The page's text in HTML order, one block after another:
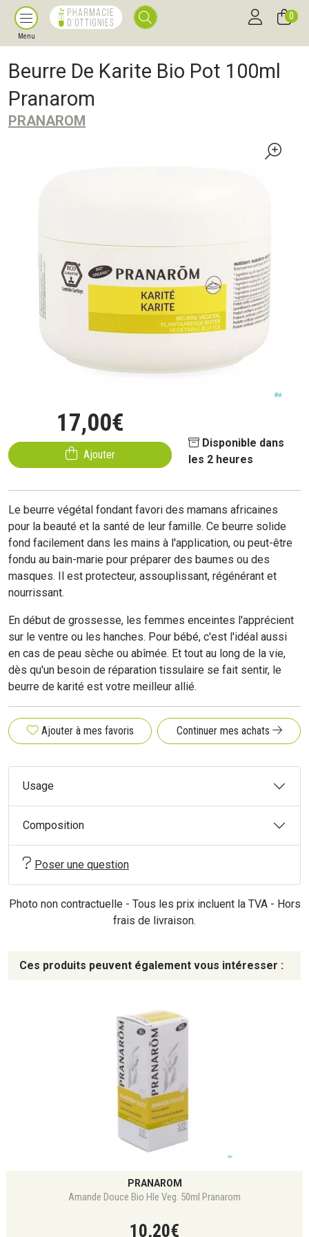
Menu
0
Beurre De Karite Bio Pot 100ml
Pranarom
PRANAROM
17,00€
Ajouter
Disponible dans
les 2 heures
Le beurre végétal fondant favori des mamans africaines
pour la beauté et la santé de leur famille. Ce beurre solide
fond facilement dans les mains à l'application, ou peut-être
fondu au bain-marie pour préparer des baumes ou des
masques. Il est protecteur, assouplissant, régénérant et
nourrissant.
En début de grossesse, les femmes enceintes l'apprécient
sur le ventre ou les hanches. Pour bébé, c'est l'idéal aussi
en cas de peau sèche ou abîmée. Et tout au long de la vie,
dès qu'un besoin de réparation tissulaire se fait sentir, le
beurre de karité est votre meilleur allié.
Ajouter à mes favoris Continuer mes achats
Usage
Composition
Poser une question
Photo non contractuelle - Tous les prix incluent la TVA - Hors
frais de livraison.
Ces produits peuvent également vous intéresser :
PRANAROM
Amande Douce Bio Hle Veg. 50ml Pranarom
10,20€